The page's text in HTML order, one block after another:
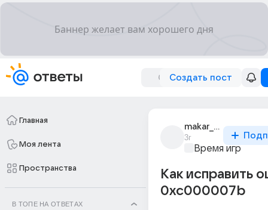
Создать пост
Главная
Моя лента
Пространства
В ТОПЕ НА ОТВЕТАХ
makar_zagorujko
3г
Время игр
Как исправить
0xc000007b